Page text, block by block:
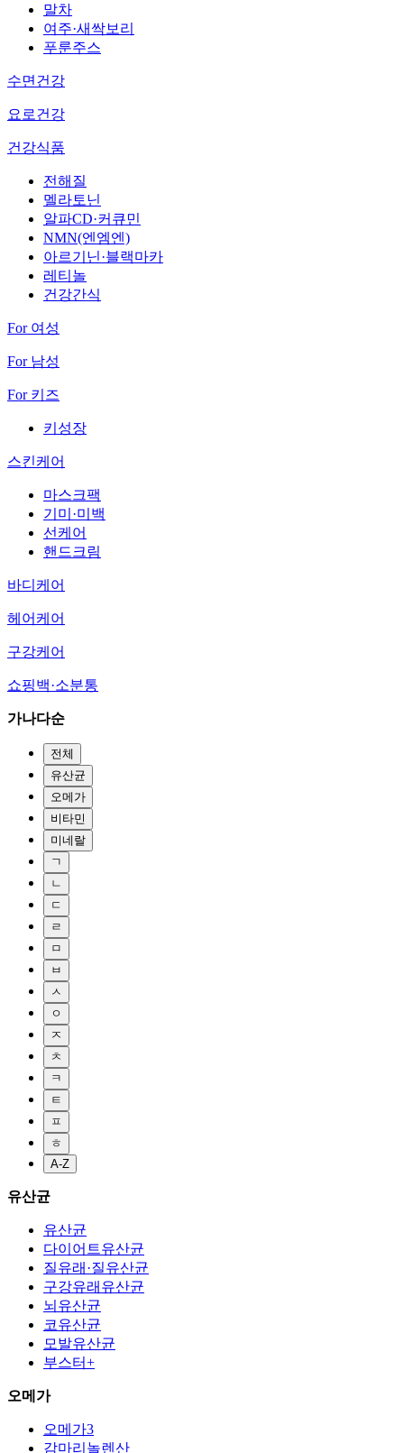
말차
여주·새싹보리
푸룬주스
수면건강
요로건강
건강식품
전해질
멜라토닌
알파CD·커큐민
NMN(엔엠엔)
아르기닌·블랙마카
레티놀
건강간식
For 여성
For 남성
For 키즈
키성장
스킨케어
마스크팩
기미·미백
선케어
핸드크림
바디케어
헤어케어
구강케어
쇼핑백·소분통
가나다순
전체
유산균
오메가
비타민
미네랄
ㄱ
ㄴ
ㄷ
ㄹ
ㅁ
ㅂ
ㅅ
ㅇ
ㅈ
ㅊ
ㅋ
ㅌ
ㅍ
ㅎ
A-Z
유산균
유산균
다이어트유산균
질유래·질유산균
구강유래유산균
뇌유산균
코유산균
모발유산균
부스터+
오메가
오메가3
감마리놀렌산